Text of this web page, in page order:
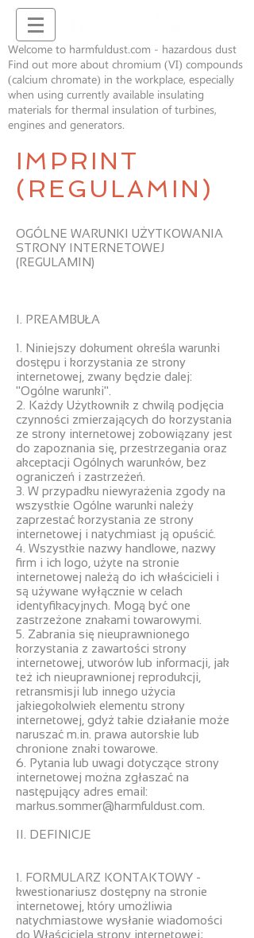
Welcome to harmfuldust.com - hazardous dust
Find out more about chromium (VI) compounds
(calcium chromate) in the workplace, especially
when using currently available insulating
materials for thermal insulation of turbines,
engines and generators.
IMPRINT
(REGULAMIN)
OGÓLNE WARUNKI UŻYTKOWANIA
STRONY INTERNETOWEJ
(REGULAMIN)
I. PREAMBUŁA
1. Niniejszy dokument określa warunki
dostępu i korzystania ze strony
internetowej, zwany będzie dalej:
"Ogólne warunki".
2. Każdy Użytkownik z chwilą podjęcia
czynności zmierzających do korzystania
ze strony internetowej zobowiązany jest
do zapoznania się, przestrzegania oraz
akceptacji Ogólnych warunków, bez
ograniczeń i zastrzeżeń.
3. W przypadku niewyrażenia zgody na
wszystkie Ogólne warunki należy
zaprzestać korzystania ze strony
internetowej i natychmiast ją opuścić.
4. Wszystkie nazwy handlowe, nazwy
firm i ich logo, użyte na stronie
internetowej należą do ich właścicieli i
są używane wyłącznie w celach
identyfikacyjnych. Mogą być one
zastrzeżone znakami towarowymi.
5. Zabrania się nieuprawnionego
korzystania z zawartości strony
internetowej, utworów lub informacji, jak
też ich nieuprawnionej reprodukcji,
retransmisji lub innego użycia
jakiegokolwiek elementu strony
internetowej, gdyż takie działanie może
naruszać m.in. prawa autorskie lub
chronione znaki towarowe.
6. Pytania lub uwagi dotyczące strony
internetowej można zgłaszać na
następujący adres email:
markus.sommer@harmfuldust.com
II. DEFINICJE
1. FORMULARZ KONTAKTOWY -
kwestionariusz dostępny na stronie
internetowej, który umożliwia
natychmiastowe wysłanie wiadomości
do Właściciela strony internetowej;